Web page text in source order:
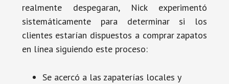
realmente despegaran, Nick experimentó
sistemáticamente para determinar si los
clientes estarían dispuestos a comprar zapatos
en línea siguiendo este proceso:
Se acercó a las zapaterías locales y